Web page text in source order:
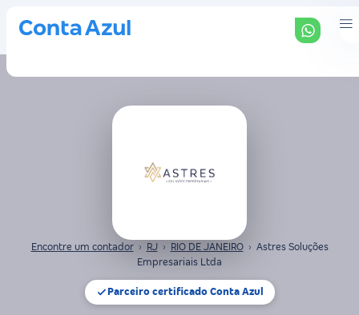
Encontre um contador › RJ › RIO DE JANEIRO › Astres Soluções
Empresariais Ltda
Parceiro certificado Conta Azul